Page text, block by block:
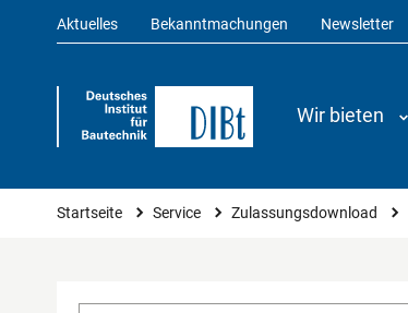
Aktuelles Bekanntmachungen Newsletter
Wir bieten
Sie sind hier
Startseite Service Zulassungsdownload